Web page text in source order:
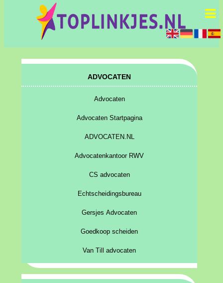
ADVOCATEN
Advocaten
Advocaten Startpagina
ADVOCATEN.NL
Advocatenkantoor RWV
CS advocaten
Echtscheidingsbureau
Gersjes Advocaten
Goedkoop scheiden
Van Till advocaten